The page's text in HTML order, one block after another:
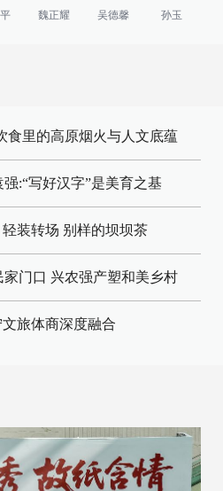
魏正耀 吴德馨 孙玉
食里的高原烟火与人文底蕴
:“写好汉字”是美育之基
轻装转场 别样的坝坝茶
家门口 兴农强产塑和美乡村
旅体商深度融合